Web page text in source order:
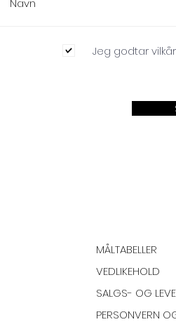
Jeg godtar
MÅLTABELLER
VEDLIKEHOLD
SALGS- OG
PERSONVERN